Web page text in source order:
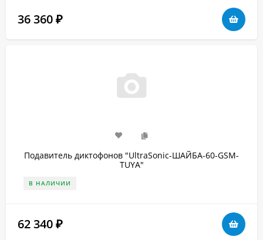
36 360 ₽
Подавитель диктофонов "UltraSonic-ШАЙБА-60-GSM-
TUYA"
В НАЛИЧИИ
62 340 ₽